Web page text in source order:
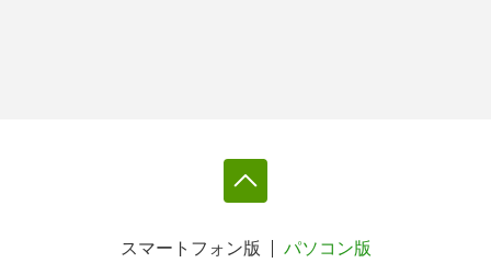
スマートフォン版 パソコン版